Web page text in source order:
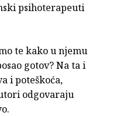
psihoterapeuti
te kako u njemu
gotov? Na ta i
i poteškoća,
odgovaraju